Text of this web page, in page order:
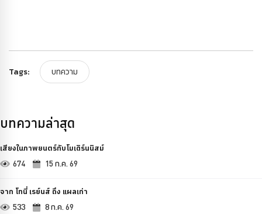
Tags: บทความ
บทความล่าสุด
เสียงในภาพยนตร์กับโมเดิร์นนิสม์
674 15 ก.ค. 69
จาก โทนี่ เรย์นส์ ถึง แผลเก่า
533 8 ก.ค. 69